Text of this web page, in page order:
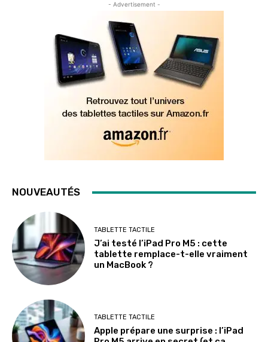
- Advertisement -
NOUVEAUTÉS
TABLETTE TACTILE
J’ai testé l’iPad Pro M5 : cette
tablette remplace-t-elle vraiment
un MacBook ?
TABLETTE TACTILE
Apple prépare une surprise : l’iPad